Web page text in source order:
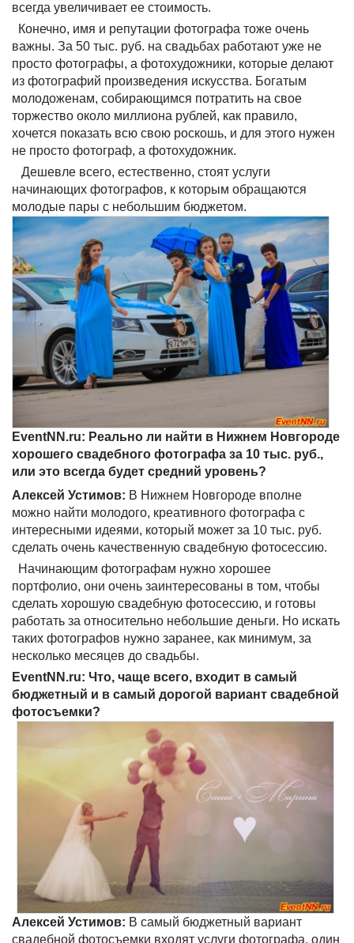
всегда увеличивает ее стоимость.
Конечно, имя и репутации фотографа тоже очень
важны. За 50 тыс. руб. на свадьбах работают уже не
просто фотографы, а фотохудожники, которые делают
из фотографий произведения искусства. Богатым
молодоженам, собирающимся потратить на свое
торжество около миллиона рублей, как правило,
хочется показать всю свою роскошь, и для этого нужен
не просто фотограф, а фотохудожник.
Дешевле всего, естественно, стоят услуги
начинающих фотографов, к которым обращаются
молодые пары с небольшим бюджетом.
EventNN.ru: Реально ли найти в Нижнем Новгороде
хорошего свадебного фотографа за 10 тыс. руб.,
или это всегда будет средний уровень?
Алексей Устимов: В Нижнем Новгороде вполне
можно найти молодого, креативного фотографа с
интересными идеями, который может за 10 тыс. руб.
сделать очень качественную свадебную фотосессию.
Начинающим фотографам нужно хорошее
портфолио, они очень заинтересованы в том, чтобы
сделать хорошую свадебную фотосессию, и готовы
работать за относительно небольшие деньги. Но искать
таких фотографов нужно заранее, как минимум, за
несколько месяцев до свадьбы.
EventNN.ru: Что, чаще всего, входит в самый
бюджетный и в самый дорогой вариант свадебной
фотосъемки?
Алексей Устимов: В самый бюджетный вариант
свадебной фотосъемки входят услуги фотографа, один